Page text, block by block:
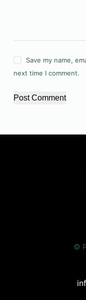
Save my name,
next time I comment.
Post Comment
©